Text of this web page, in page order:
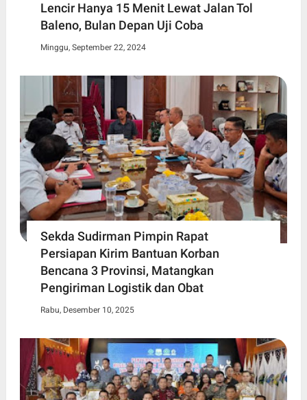
Lencir Hanya 15 Menit Lewat Jalan Tol
Baleno, Bulan Depan Uji Coba
Minggu, September 22, 2024
Sekda Sudirman Pimpin Rapat
Persiapan Kirim Bantuan Korban
Bencana 3 Provinsi, Matangkan
Pengiriman Logistik dan Obat
Rabu, Desember 10, 2025